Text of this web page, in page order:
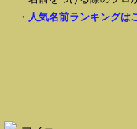
・ 人気名前ランキングは